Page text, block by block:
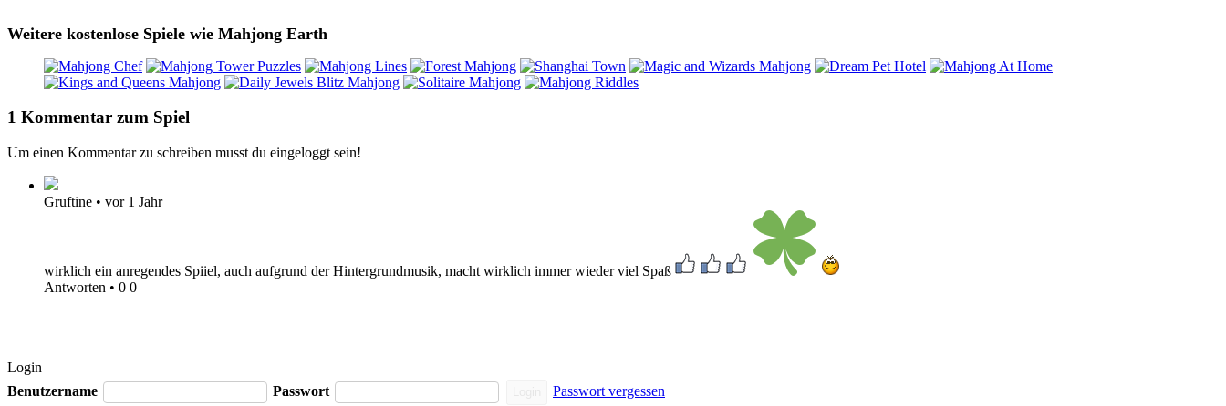
Weitere kostenlose Spiele wie Mahjong Earth
1 Kommentar zum Spiel
Um einen Kommentar zu schreiben musst du eingeloggt sein!
Gruftine • vor 1 Jahr
wirklich ein anregendes Spiiel, auch aufgrund der Hintergrundmusik, macht wirklich immer wieder viel Spaß
Antworten • 0 0
Login
Benutzername
Passwort Passwort vergessen